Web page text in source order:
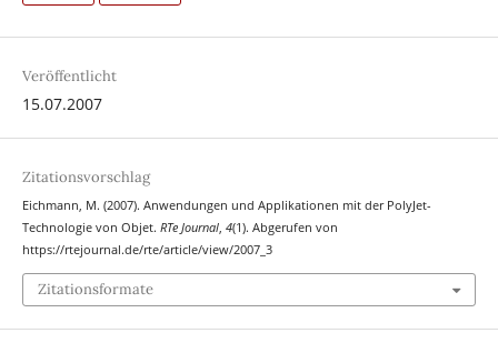
Veröffentlicht
15.07.2007
Zitationsvorschlag
Eichmann, M. (2007). Anwendungen und Applikationen mit der PolyJet-
Technologie von Objet. RTe Journal, 4(1). Abgerufen von
https://rtejournal.de/rte/article/view/2007_3
Zitationsformate